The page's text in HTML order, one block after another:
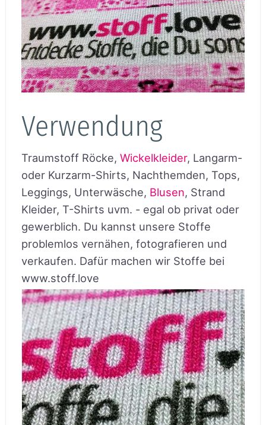
Verwendung
Traumstoff Röcke, Wickelkleider, Langarm-
oder Kurzarm-Shirts, Nachthemden, Tops,
Leggings, Unterwäsche, Blusen, Strand
Kleider, T-Shirts uvm. - egal ob privat oder
gewerblich. Du kannst unsere Stoffe
problemlos vernähen, fotografieren und
verkaufen. Dafür machen wir Stoffe bei
www.stoff.love